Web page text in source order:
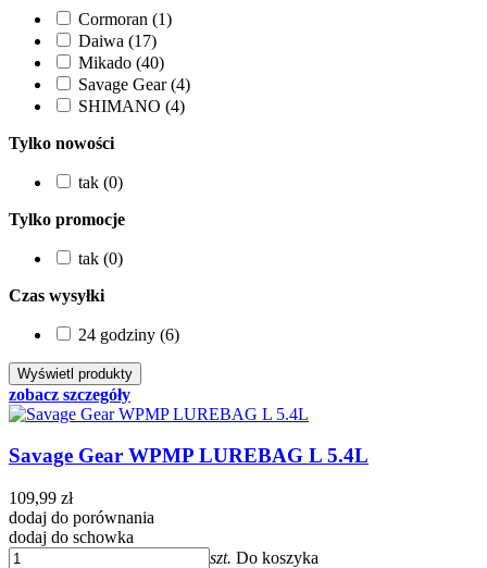
Cormoran (1)
Daiwa (17)
Mikado (40)
Savage Gear (4)
SHIMANO (4)
Tylko nowości
tak (0)
Tylko promocje
tak (0)
Czas wysyłki
24 godziny (6)
zobacz szczegóły
Savage Gear WPMP LUREBAG L 5.4L
109,99 zł
dodaj do porównania
dodaj do schowka
szt. Do koszyka